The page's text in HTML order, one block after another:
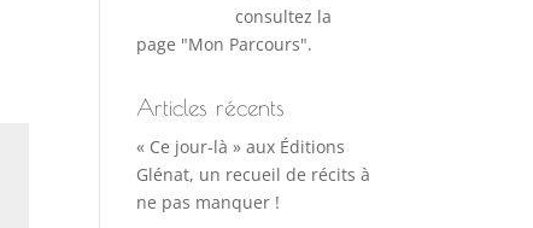
consultez la
page "Mon Parcours".
Articles récents
« Ce jour-là » aux Éditions
Glénat, un recueil de récits à
ne pas manquer !